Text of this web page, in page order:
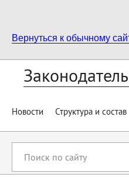
Вернуться к обычному
Новости Структура и состав